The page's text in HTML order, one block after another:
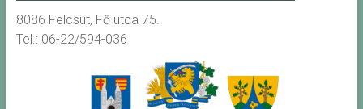
8086 Felcsút, Fő utca 75.
Tel.: 06-22/594-036